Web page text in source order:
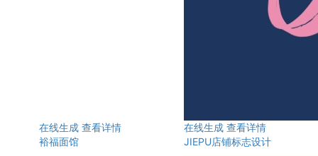
在线生成 查看详情
裕福面馆
在线生成 查看详情
JIEPU店铺标志设计